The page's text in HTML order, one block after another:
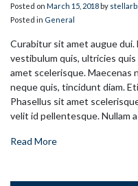
Posted on March 15 2018by
Posted in General
Curabitur sit amet augue dui.
vestibulum quis, ultricies
amet scelerisque. Maecenas
neque quis, tincidunt diam.
Phasellus sit amet
velit id pellentesque. Nullam
Read More